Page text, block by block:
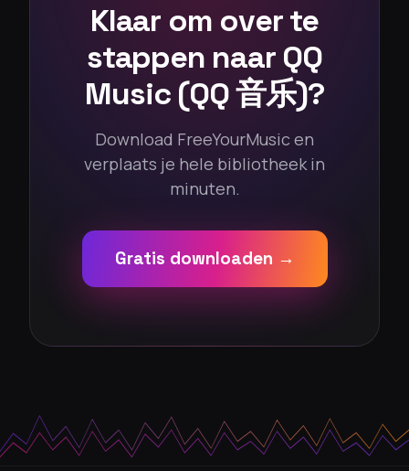
Klaar om over te
stappen naar QQ
Music (QQ 音乐)?
Download FreeYourMusic en
verplaats je hele bibliotheek in
minuten.
Gratis downloaden →